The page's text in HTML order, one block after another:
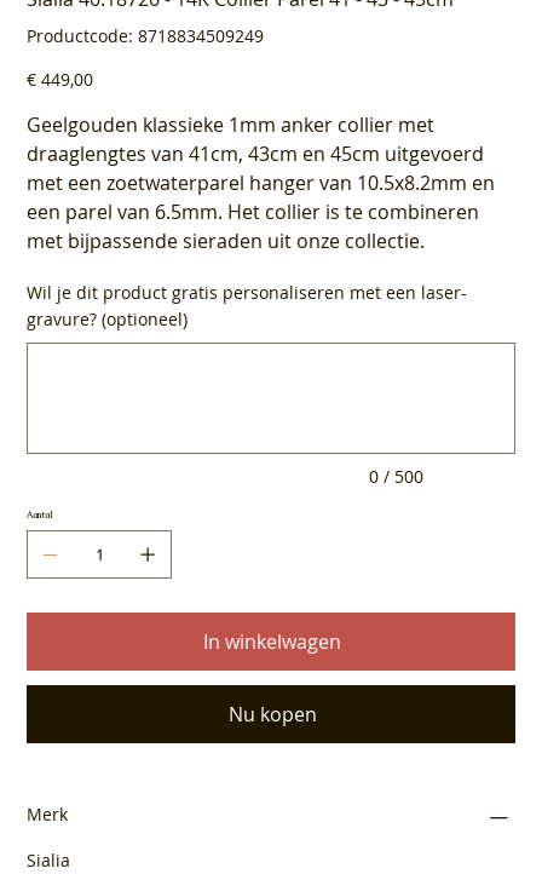
Productcode: Productcode
8718834509249
8718834509249
Prijs
€ 449,00
Geelgouden klassieke 1mm anker collier met
draaglengtes van 41cm, 43cm en 45cm uitgevoerd
met een zoetwaterparel hanger van 10.5x8.2mm en
een parel van 6.5mm. Het collier is te combineren
met bijpassende sieraden uit onze collectie.
Wil je dit product gratis personaliseren met een laser-
gravure? (optioneel)
0 / 500
Aantal
In winkelwagen
Nu kopen
Merk
Sialia